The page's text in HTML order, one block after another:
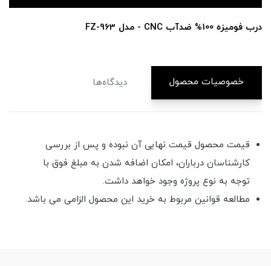
درب فومیزه 100% ضدآب CNC - مدل FZ-963
خصوصیات محصول دیدگاه‌ها
قیمت محصول قیمت نهایی آن نبوده و پس از بررسی
کارشناسان درباران، امکان اضافه شدن به مبلغ فوق با
توجه به نوع پروژه وجود خواهد داشت.
مطالعه قوانین مربوط به خرید این محصول الزامی می باشد.